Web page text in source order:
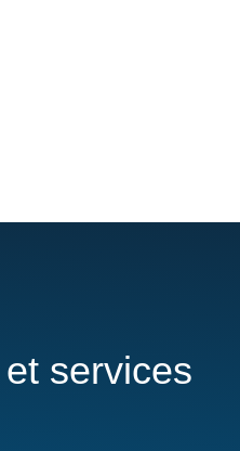
services